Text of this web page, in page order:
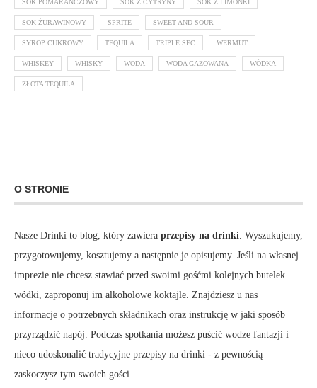
SOK POMARAŃCZOWY SOK Z CYTRYNY SOK Z LIMONKI
SOK ŻURAWINOWY SPRITE SWEET AND SOUR
SYROP CUKROWY TEQUILA TRIPLE SEC WERMUT
WHISKEY WHISKY WODA WODA GAZOWANA WÓDKA
ZŁOTA TEQUILA
O STRONIE
Nasze Drinki to blog, który zawiera przepisy na drinki. Wyszukujemy,
przygotowujemy, kosztujemy a następnie je opisujemy. Jeśli na własnej
imprezie nie chcesz stawiać przed swoimi gośćmi kolejnych butelek
wódki, zaproponuj im alkoholowe koktajle. Znajdziesz u nas
informacje o potrzebnych składnikach oraz instrukcję w jaki sposób
przyrządzić napój. Podczas spotkania możesz puścić wodze fantazji i
nieco udoskonalić tradycyjne przepisy na drinki - z pewnością
zaskoczysz tym swoich gości.